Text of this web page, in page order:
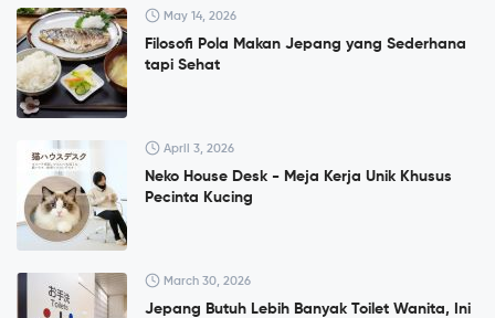
May 14, 2026
Filosofi Pola Makan Jepang yang Sederhana
tapi Sehat
April 3, 2026
Neko House Desk - Meja Kerja Unik Khusus
Pecinta Kucing
March 30, 2026
Jepang Butuh Lebih Banyak Toilet Wanita, Ini